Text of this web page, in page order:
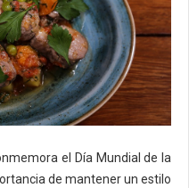
el Día Mundial de la
de mantener un estilo